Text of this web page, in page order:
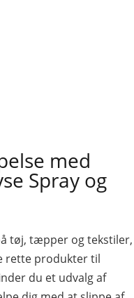
med
Spray og
tøj, tæpper og tekstiler,
rette produkter til
du et udvalg af